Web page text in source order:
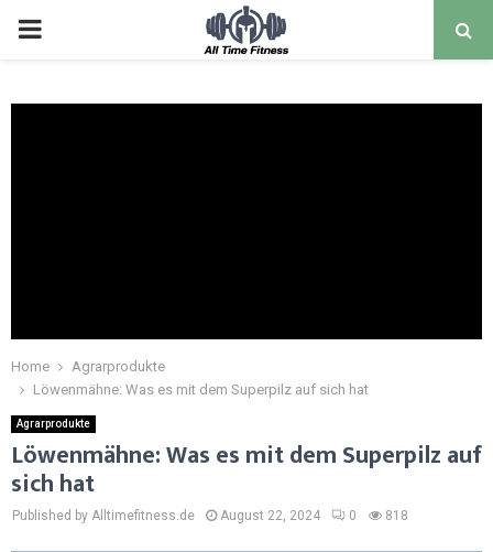
Home
Agrarprodukte
Löwenmähne: Was es mit dem Superpilz auf sich hat
Agrarprodukte
Löwenmähne: Was es mit dem Superpilz auf
sich hat
Published by Alltimefitness.de August 22, 2024 0 818